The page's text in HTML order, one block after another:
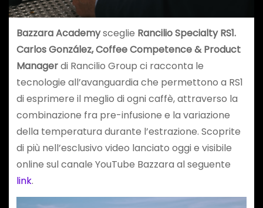
Bazzara Academysceglie Rancilio Specialty RS1.
Carlos González, Coffee Competence & Product
Managerdi Rancilio Group ci racconta le
tecnologie all’avanguardia che permettono a RS1
di esprimere il meglio di ogni caffè, attraverso la
combinazione fra pre-infusione e la variazione
della temperatura durante l’estrazione. Scoprite
di più nell’esclusivo video lanciato oggi e visibile
online sul canale YouTube Bazzara al seguente
link.